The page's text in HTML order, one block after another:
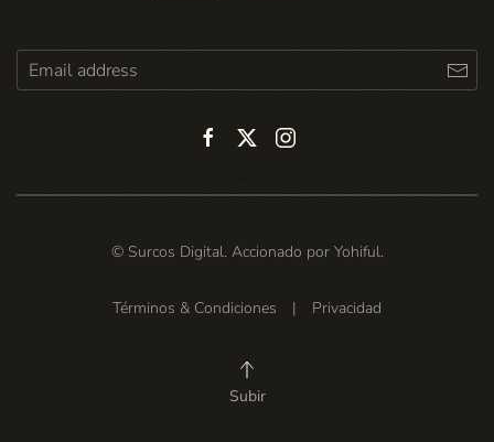
© Surcos Digital. Accionado por Yohiful.
Términos & Condiciones | Privacidad
Subir